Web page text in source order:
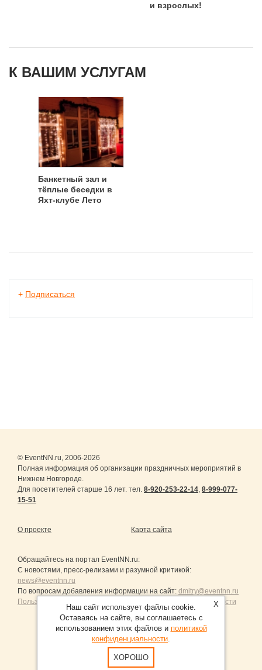
и взрослых!
К ВАШИМ УСЛУГАМ
Банкетный зал и
тёплые беседки в
Яхт-клубе Лето
+ Подписаться
© EventNN.ru, 2006-2026
Полная информация об организации праздничных мероприятий в
Нижнем Новгороде.
Для посетителей старше 16 лет. тел. 8-920-253-22-14, 8-999-077-
15-51
О проекте Карта сайта
Обращайтесь на портал EventNN.ru:
С новостями, пресс-релизами и разумной критикой:
news@eventnn.ru
По вопросам добавления информации на сайт: dmitry@eventnn.ru
Пользовательское Соглашение и политика конфиденциальности
Продвижение сайтов Санкт-Петербург
X
Наш сайт использует файлы cookie.
Оставаясь на сайте, вы соглашаетесь с
использованием этих файлов и политикой
конфиденциальности.
ХОРОШО